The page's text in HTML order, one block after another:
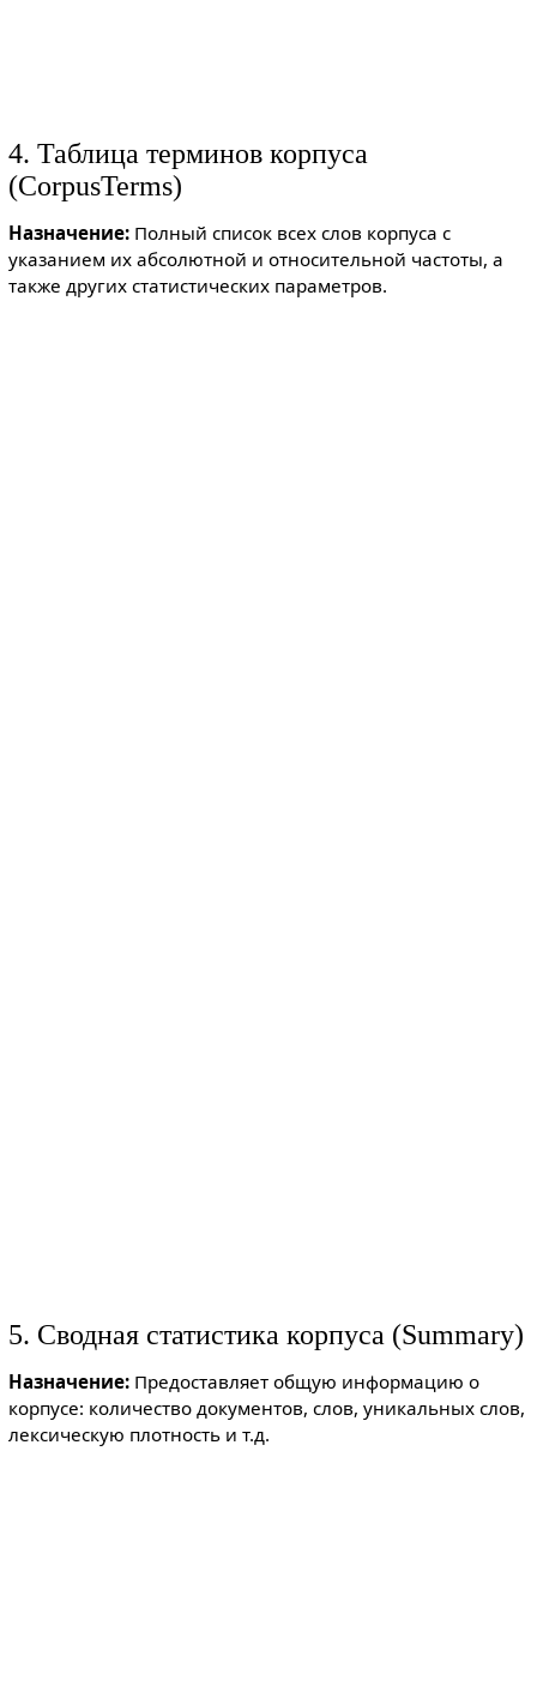
4. Таблица терминов корпуса
(CorpusTerms)
Назначение:Полный список всех слов корпуса с
указанием их абсолютной и относительной частоты, а
также других статистических параметров.
5. Сводная статистика корпуса (Summary)
Назначение:Предоставляет общую информацию о
корпусе: количество документов, слов, уникальных слов,
лексическую плотность и т.д.